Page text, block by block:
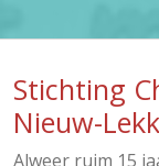
Stichting
Nieuw-
Alweer ruim 15